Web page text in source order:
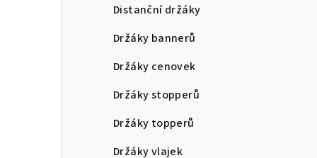
Distanční držáky
Držáky bannerů
Držáky cenovek
Držáky stopperů
Držáky topperů
Držáky vlajek